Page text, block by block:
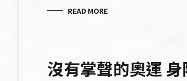
READ MORE
沒有掌聲的奧運